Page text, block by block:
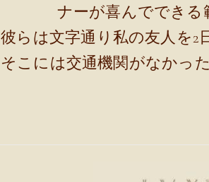
ナーが喜んでできる
彼らは文字通り私の友人を2
そこには交通機関がなかっ